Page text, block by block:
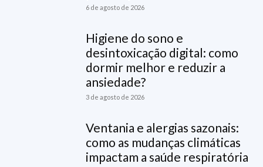
6 de agosto de 2026
Higiene do sono e
desintoxicação digital: como
dormir melhor e reduzir a
ansiedade?
3 de agosto de 2026
Ventania e alergias sazonais:
como as mudanças climáticas
impactam a saúde respiratória